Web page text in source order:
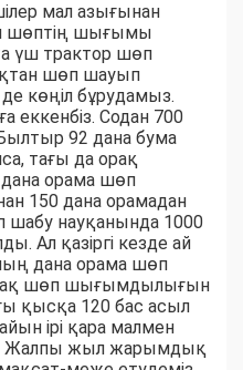
мал азығынан
шөптің шығымы
үш трактор шөп
шөп шауып
көңіл бұрудамыз.
еккенбіз. Содан 700
92 дана бума
тағы да орақ
орама шөп
150 дана орамадан
науқанында 1000
Ал қазіргі кезде ай
дана орама шөп
ақ шөп шығымдылығын
қысқа 120 бас асыл
ірі қара малмен
Жалпы жыл жарымдық